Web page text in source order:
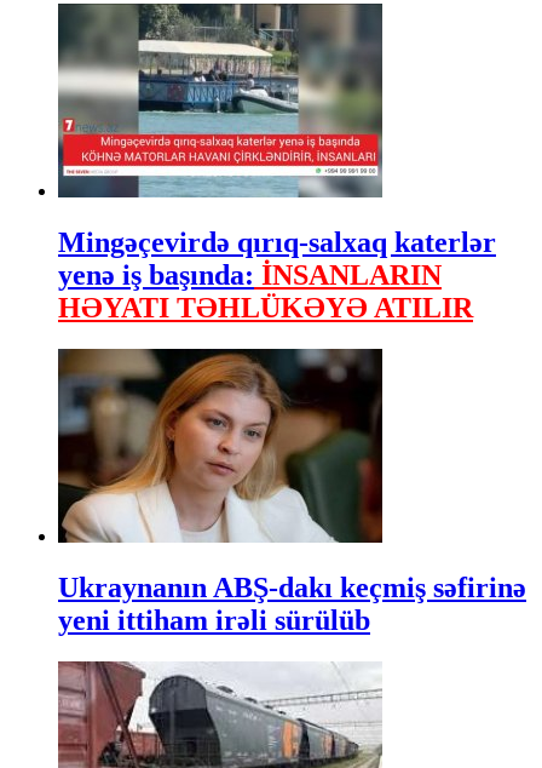
Mingəçevirdə qırıq-salxaq katerlər
yenə iş başında: İNSANLARIN
HƏYATI TƏHLÜKƏYƏ ATILIR
Ukraynanın ABŞ-dakı keçmiş səfirinə
yeni ittiham irəli sürülüb